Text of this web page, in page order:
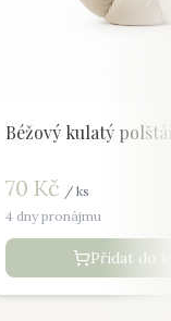
Béžový kulatý
70 Kč / ks
4 dny pronájmu
Přidat do